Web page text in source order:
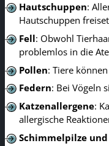
Hautschuppen:
Hautschuppen
Fell: Obwohl
problemlos in die
Pollen: Tiere
Federn: Bei Vögeln
Katzenallergene:
allergische
Schimmelpilze